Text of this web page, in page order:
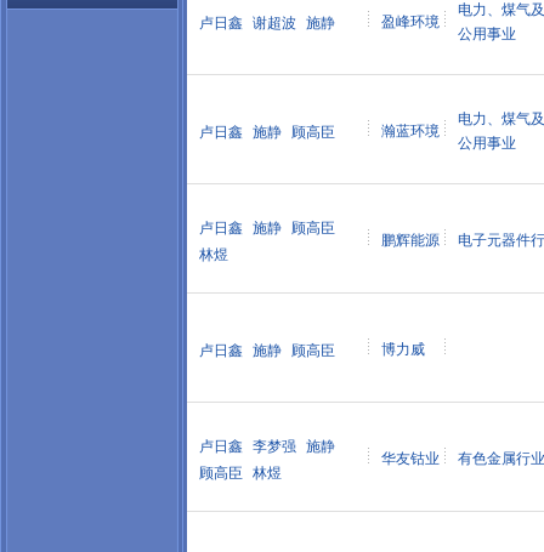
卢日鑫 谢超波 施静 盈峰环境
电力、煤气
公用事业
卢日鑫 施静 顾高臣 瀚蓝环境
电力、煤气
公用事业
卢日鑫 施静 顾高臣
林煜
鹏辉能源 电子元器件
卢日鑫 施静 顾高臣 博力威
卢日鑫 李梦强 施静
顾高臣
林煜
华友钴业 有色金属行业